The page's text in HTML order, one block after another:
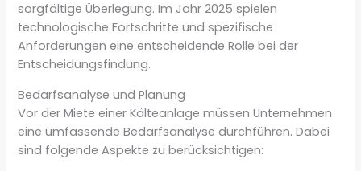
sorgfältige Überlegung. Im Jahr 2025 spielen
technologische Fortschritte und spezifische
Anforderungen eine entscheidende Rolle bei der
Entscheidungsfindung.
Bedarfsanalyse und Planung
Vor der Miete einer Kälteanlage müssen Unternehmen
eine umfassende Bedarfsanalyse durchführen. Dabei
sind folgende Aspekte zu berücksichtigen: